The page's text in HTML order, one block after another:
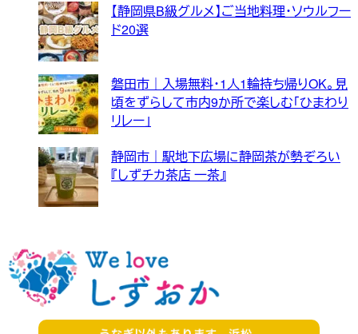
【静岡県B級グルメ】ご当地料理・ソウルフー
ド20選
磐田市｜入場無料・1人1輪持ち帰りOK。見
頃をずらして市内9か所で楽しむ「ひまわり
リレー」
静岡市｜駅地下広場に静岡茶が勢ぞろい
『しずチカ茶店 一茶』